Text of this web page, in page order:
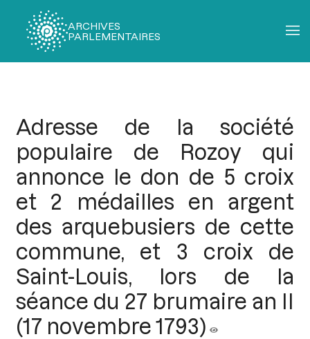
ARCHIVES
PARLEMENTAIRES
Adresse de la société
populaire de Rozoy qui
annonce le don de 5 croix
et 2 médailles en argent
des arquebusiers de cette
commune, et 3 croix de
Saint-Louis, lors de la
séance du 27 brumaire an II
(17 novembre 1793)